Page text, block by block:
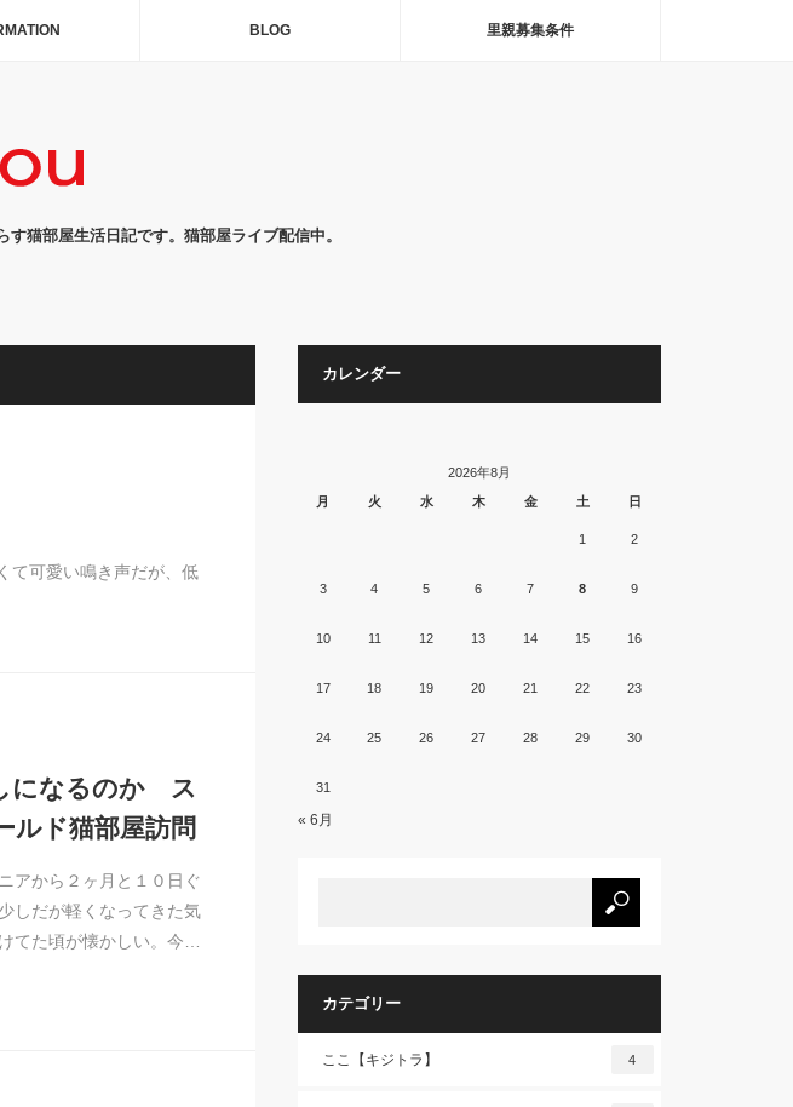
BLOG 里親募集条件
猫部屋生活日記です。猫部屋ライブ配信中。
て可愛い鳴き声だが、低
になるのか ス
ルド猫部屋訪問
アから２ヶ月と１０日ぐ
しだが軽くなってきた気
てた頃が懐かしい。今…
カレンダー
2026年8月
月
火 水 木 金 土 日
1 2
3 4 5 6 7 8 9
10 11 12 13 14 15 16
17 18 19 20 21 22 23
24 25 26 27 28 29 30
31
« 6月
カテゴリー
ここ【キジトラ】 4